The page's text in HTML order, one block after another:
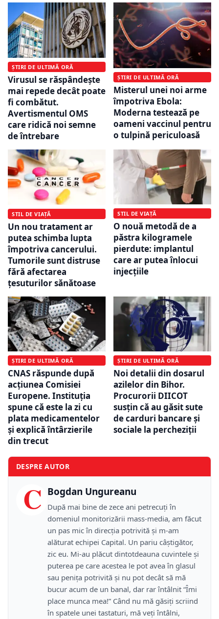
ȘTIRI DE ULTIMĂ ORĂ
Virusul se răspândește
mai repede decât poate
fi combătut.
Avertismentul OMS
care ridică noi semne
de întrebare
ȘTIRI DE ULTIMĂ ORĂ
Misterul unei noi arme
împotriva Ebola:
Moderna testează pe
oameni vaccinul pentru
o tulpină periculoasă
STIL DE VIAȚĂ
Un nou tratament ar
putea schimba lupta
împotriva cancerului.
Tumorile sunt distruse
fără afectarea
țesuturilor sănătoase
STIL DE VIAȚĂ
O nouă metodă de a
păstra kilogramele
pierdute: implantul
care ar putea înlocui
injecțiile
ȘTIRI DE ULTIMĂ ORĂ
CNAS răspunde după
acțiunea Comisiei
Europene. Instituția
spune că este la zi cu
plata medicamentelor
și explică întârzierile
din trecut
ȘTIRI DE ULTIMĂ ORĂ
Noi detalii din dosarul
azilelor din Bihor.
Procurorii DIICOT
susțin că au găsit sute
de carduri bancare și
sociale la percheziții
DESPRE AUTOR
C Bogdan Ungureanu
După mai bine de zece ani petrecuţi în
domeniul monitorizării mass-media, am făcut
un pas mic în direcţia potrivită şi m-am
alăturat echipei Capital. Un pariu câştigător,
zic eu. Mi-au plăcut dintotdeauna cuvintele şi
puterea pe care acestea le pot avea în glasul
sau peniţa potrivită şi nu pot decât să mă
bucur acum de un banal, dar rar întâlnit “Îmi
place munca mea!” Când nu mă găsiţi scriind
în spatele unei tastaturi, mă veţi întâlni,